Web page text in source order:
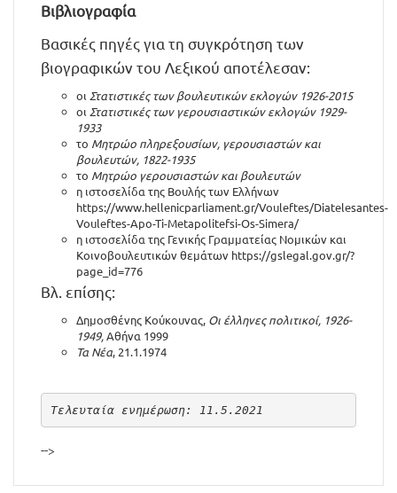
Βιβλιογραφία
Βασικές πηγές για τη συγκρότηση των
βιογραφικών του Λεξικού αποτέλεσαν:
οι Στατιστικές των βουλευτικών εκλογών 1926-2015
οι Στατιστικές των γερουσιαστικών εκλογών 1929-
1933
το Μητρώο πληρεξουσίων, γερουσιαστών και
βουλευτών, 1822-1935
το Μητρώο γερουσιαστών και βουλευτών
η ιστοσελίδα της Βουλής των Ελλήνων
https://www.hellenicparliament.gr/Vouleftes/Diatelesantes-
Vouleftes-Apo-Ti-Metapolitefsi-Os-Simera/
η ιστοσελίδα της Γενικής Γραμματείας Νομικών και
Κοινοβουλευτικών θεμάτων https://gslegal.gov.gr/?
page_id=776
Βλ. επίσης:
Δημοσθένης Κούκουνας, Οι έλληνες πολιτικοί, 1926-
1949,Αθήνα 1999
Τα Νέα, 21.1.1974
Τελευταία ενημέρωση: 11.5.2021
-->